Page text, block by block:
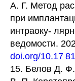
А. Г. Метод
при
интраоку-
ведомости.
doi.org/10.17
15. Белов Д.